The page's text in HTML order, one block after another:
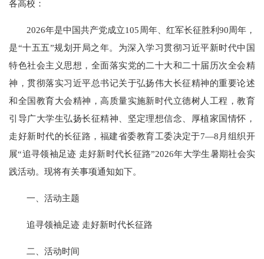
各高校：
2026年是中国共产党成立105周年、红军长征胜利90周年，
是“十五五”规划开局之年。为深入学习贯彻习近平新时代中国
特色社会主义思想，全面落实党的二十大和二十届历次全会精
神，贯彻落实习近平总书记关于弘扬伟大长征精神的重要论述
和全国教育大会精神，高质量实施新时代立德树人工程，教育
引导广大学生弘扬长征精神、坚定理想信念、厚植家国情怀，
走好新时代的长征路，福建省委教育工委决定于7—8月组织开
展“追寻领袖足迹 走好新时代长征路”2026年大学生暑期社会实
践活动。现将有关事项通知如下。
一、活动主题
追寻领袖足迹 走好新时代长征路
二、活动时间